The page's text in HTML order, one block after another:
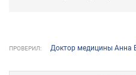
ПРОВЕРИЛ: Доктор медицины Анна